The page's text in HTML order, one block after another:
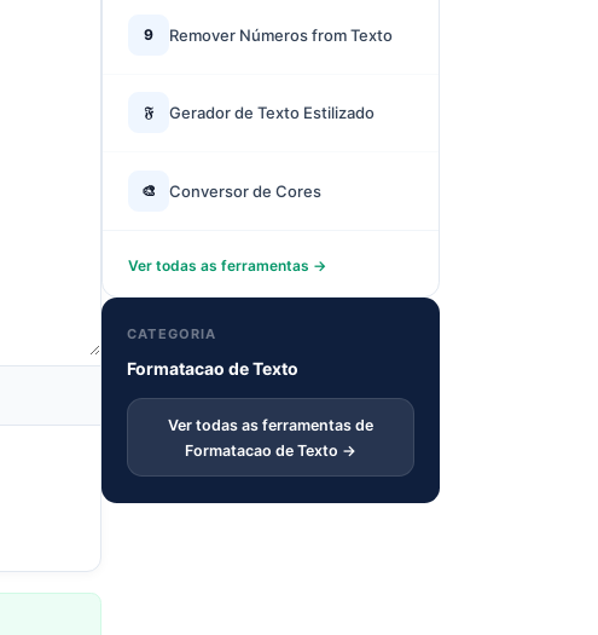
9 Remover Números from Texto
𝔉 Gerador de Texto Estilizado
🎨 Conversor de Cores
Ver todas as ferramentas →
CATEGORIA
Formatacao de Texto
Ver todas as ferramentas de
Formatacao de Texto →